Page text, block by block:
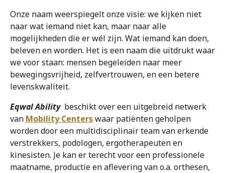
Contact
Onze naam weerspiegelt onze visie: we kijken niet
naar wat iemand niet kan, maar naar alle
mogelijkheden die er wél zijn. Wat iemand kan doen,
beleven en worden. Het is een naam die uitdrukt waar
we voor staan: mensen begeleiden naar meer
bewegingsvrijheid, zelfvertrouwen, en een betere
levenskwaliteit.
Eqwal Abilitybeschikt over een uitgebreid netwerk
van Mobility Centerswaar patiënten geholpen
worden door een multidisciplinair team van erkende
verstrekkers, podologen, ergotherapeuten en
kinesisten. Je kan er terecht voor een professionele
maatname, productie en aflevering van o.a. orthesen,